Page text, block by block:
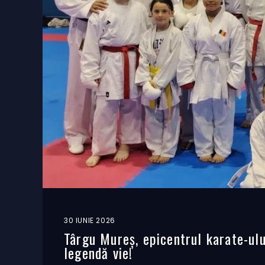
30 IUNIE 2026
Târgu Mureș, epicentrul karate-
legendă vie!